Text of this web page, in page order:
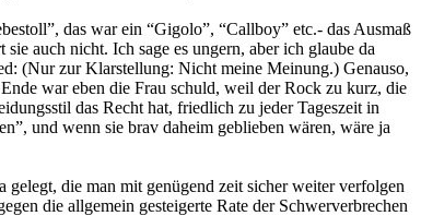
das war ein “Gigolo”, “Callboy” etc.- das Ausmaß
auch nicht. Ich sage es ungern, aber ich glaube da
(Nur zur Klarstellung: Nicht meine Meinung.) Genauso,
war eben die Frau schuld, weil der Rock zu kurz, die
das Recht hat, friedlich zu jeder Tageszeit in
und wenn sie brav daheim geblieben wären, wäre ja
die man mit genügend zeit sicher weiter verfolgen
die allgemein gesteigerte Rate der Schwerverbrechen